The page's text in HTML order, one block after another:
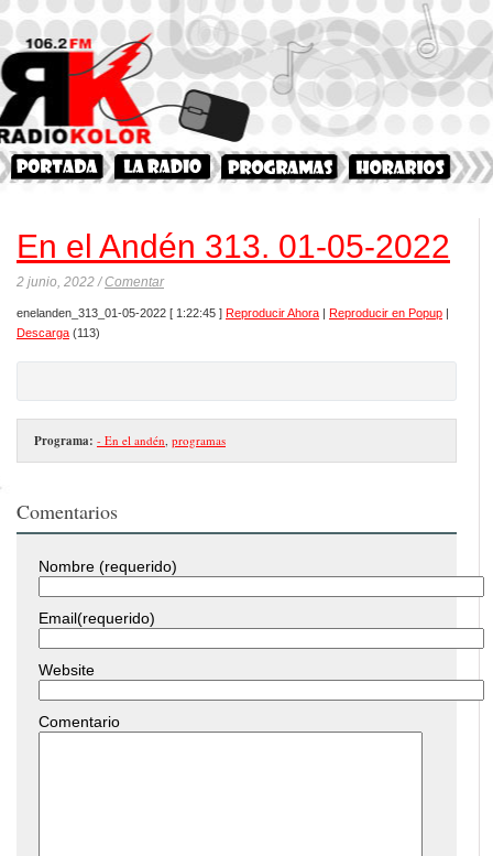
En el Andén 313. 01-05-2022
2 junio, 2022 /Comentar
enelanden_313_01-05-2022 [ 1:22:45 ] Reproducir Ahora | Reproducir en Popup |
Descarga (113)
Programa: - En el andén, programas
Comentarios
Nombre (requerido)
Email(requerido)
Website
Comentario